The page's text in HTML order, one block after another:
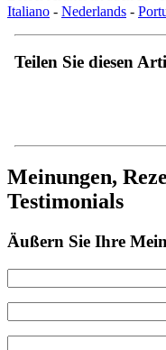
Italiano - Nederlands -
Teilen Sie diesen
Meinungen,
Testimonials
Äußern Sie Ihre